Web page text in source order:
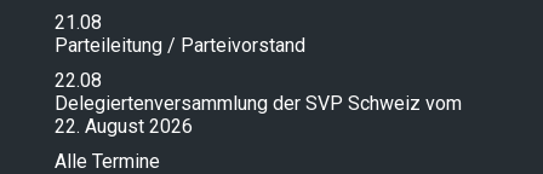
21.08
Parteileitung / Parteivorstand
22.08
Delegiertenversammlung der SVP Schweiz vom
22. August 2026
Alle Termine